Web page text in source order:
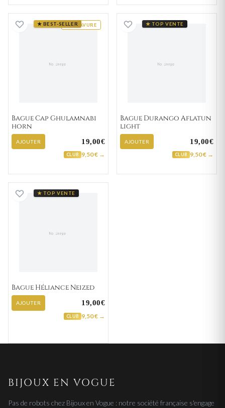
GRAVURE
★ BEST-SELLERBague Cap Ghulamnabi horn
Bague Cap Ghulamnabi
horn
AJOUTER 19,00€
CLUB 9,50 € →
★ TOP VENTEBague Durango
Bague Durango Aflatun
light
AJOUTER 19,00€
CLUB 9,50 € →
★ TOP VENTEBague Héliance Neized
Bague Héliance Neized
AJOUTER 19,00€
CLUB 9,50 € →
BIJOUX EN VOGUE
Pas de robots chez Bijoux en Vogue : notre société française s'engage